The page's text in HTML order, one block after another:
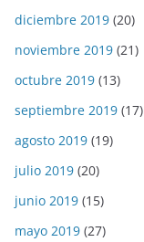
diciembre 2019 (20)
noviembre 2019 (21)
octubre 2019 (13)
septiembre 2019 (17)
agosto 2019 (19)
julio 2019 (20)
junio 2019 (15)
mayo 2019 (27)